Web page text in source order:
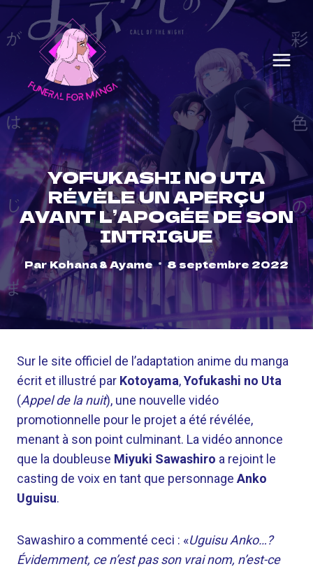
Skip
to
content
YOFUKASHI NO UTA
RÉVÈLE UN APERÇU
AVANT L’APOGÉE DE SON
INTRIGUE
ParKohana & Ayame 8 septembre 2022
Sur le site officiel de l’adaptation anime du manga
écrit et illustré par Kotoyama,Yofukashi no Uta
(Appel de la nuit), une nouvelle vidéo
promotionnelle pour le projet a été révélée,
menant à son point culminant. La vidéo annonce
que la doubleuse Miyuki Sawashiro a rejoint le
casting de voix en tant que personnage Anko
Uguisu.
Sawashiro a commenté ceci : «Uguisu Anko…?
Évidemment, ce n’est pas son vrai nom, n’est-ce